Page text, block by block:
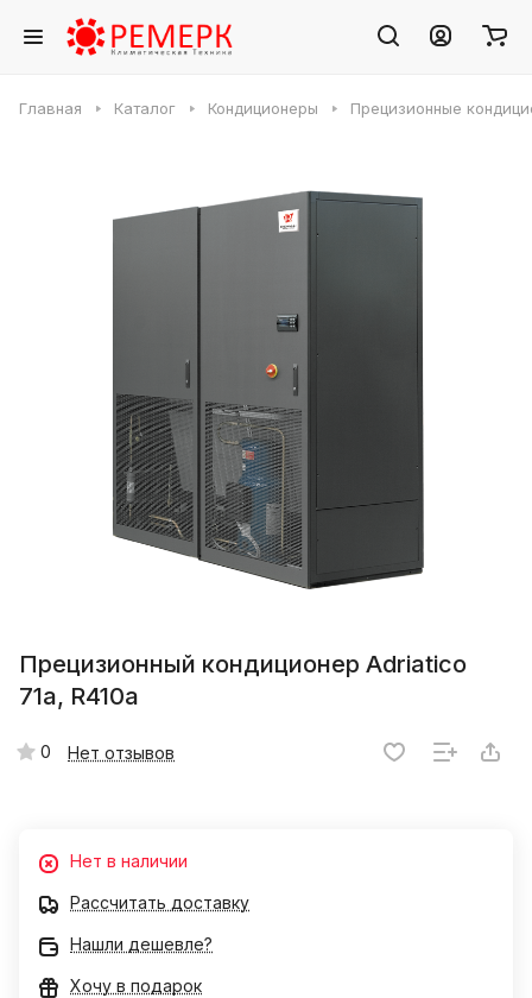
Главная Каталог Кондиционеры Прецизионные
Прецизионный кондиционер Adriatico
71а, R410a
0 Нет отзывов
Нет в наличии
Рассчитать доставку
Нашли дешевле?
Хочу в подарок